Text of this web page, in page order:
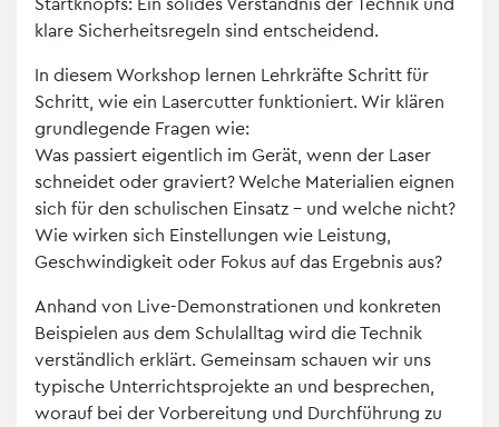
klare Sicherheitsregeln sind entscheidend.
In diesem Workshop lernen Lehrkräfte Schritt für
Schritt, wie ein Lasercutter funktioniert. Wir klären
grundlegende Fragen wie:
Was passiert eigentlich im Gerät, wenn der Laser
schneidet oder graviert? Welche Materialien eignen
sich für den schulischen Einsatz – und welche nicht?
Wie wirken sich Einstellungen wie Leistung,
Geschwindigkeit oder Fokus auf das Ergebnis aus?
Anhand von Live-Demonstrationen und konkreten
Beispielen aus dem Schulalltag wird die Technik
verständlich erklärt. Gemeinsam schauen wir uns
typische Unterrichtsprojekte an und besprechen,
worauf bei der Vorbereitung und Durchführung zu